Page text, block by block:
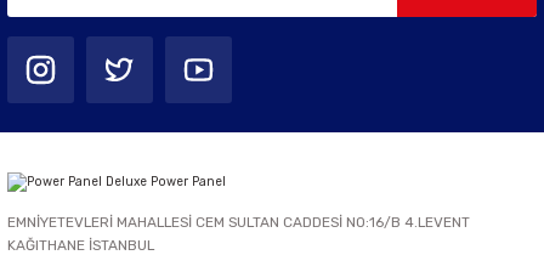
EMNİYETEVLERİ MAHALLESİ CEM SULTAN CADDESİ NO:16/B 4.LEVENT
KAĞITHANE İSTANBUL